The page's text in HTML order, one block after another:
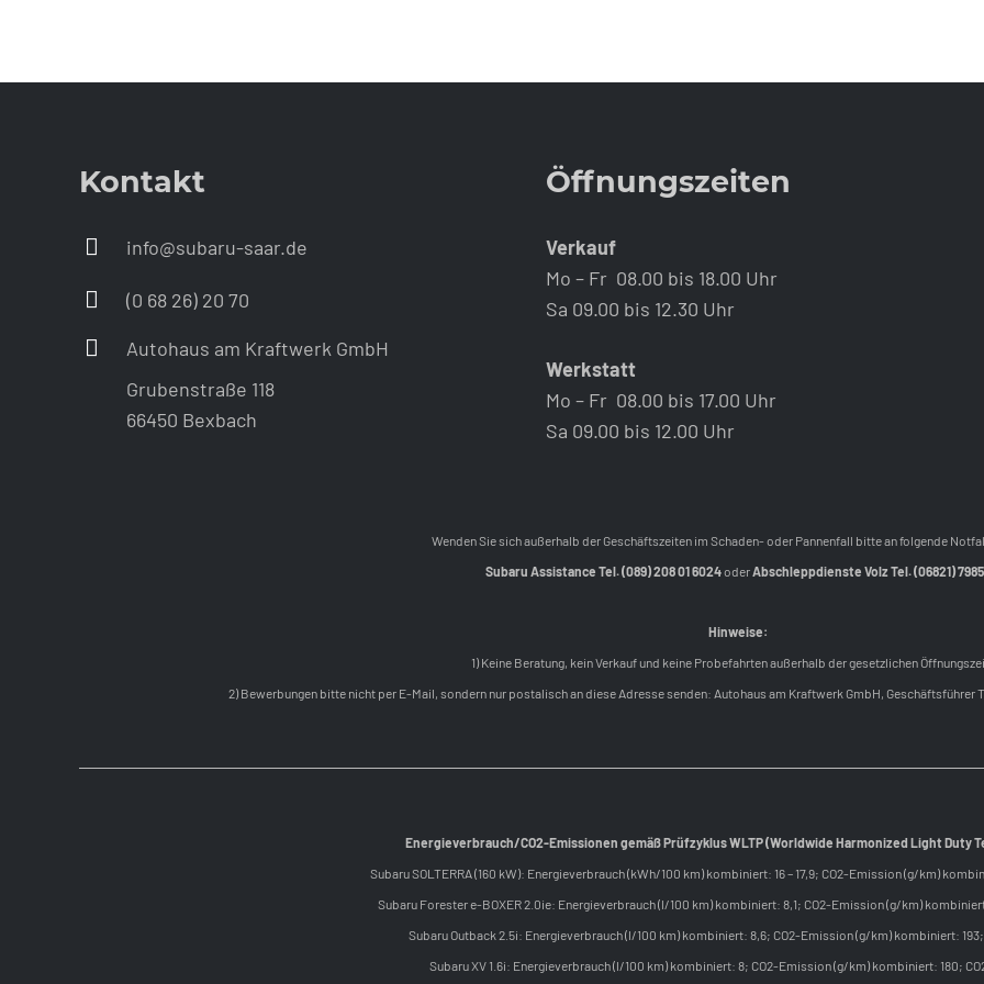
Kontakt
info@subaru-saar.de
(0 68 26) 20 70
Autohaus am Kraftwerk GmbH
Grubenstraße 118
66450 Bexbach
Öffnungszeiten
Verkauf
Mo – Fr 08.00 bis 18.00 Uhr
Sa 09.00 bis 12.30 Uhr
Werkstatt
Mo – Fr 08.00 bis 17.00 Uhr
Sa 09.00 bis 12.00 Uhr
Wenden Sie sich außerhalb der Geschäftszeiten im Schaden- oder Pannenfall bitte an folgende
Subaru Assistance Tel. (089) 208 01 6024oderAbschleppdienste Volz Tel. (06821)
Hinweise:
1) Keine Beratung, kein Verkauf und keine Probefahrten außerhalb der gesetzlichen
2) Bewerbungen bitte nicht per E-Mail, sondern nur postalisch an diese Adresse senden: Autohaus am Kraftwerk GmbH, Geschäftsführer
Energieverbrauch/CO2-Emissionen gemäß Prüfzyklus WLTP (Worldwide Harmonized Light Duty
Subaru SOLTERRA (160 kW): Energieverbrauch (kWh/100 km) kombiniert: 16 – 17,9; CO2-Emission (g/km)
Subaru Forester e-BOXER 2.0ie: Energieverbrauch (l/100 km) kombiniert: 8,1; CO2-Emission (g/km)
Subaru Outback 2.5i: Energieverbrauch (l/100 km) kombiniert: 8,6; CO2-Emission (g/km) kombiniert: 193;
Subaru XV 1.6i: Energieverbrauch (l/100 km) kombiniert: 8; CO2-Emission (g/km) kombiniert: 180;